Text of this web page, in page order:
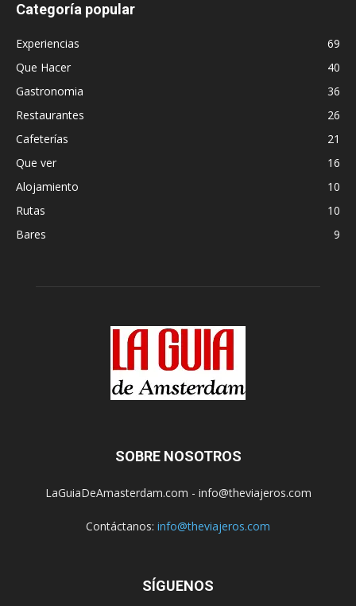
Categoría popular
Experiencias
69
Que Hacer
40
Gastronomia
36
Restaurantes
26
Cafeterías
21
Que ver
16
Alojamiento
10
Rutas
10
Bares
9
SOBRE NOSOTROS
LaGuiaDeAmasterdam.com - info@theviajeros.com
Contáctanos: info@theviajeros.com
SÍGUENOS